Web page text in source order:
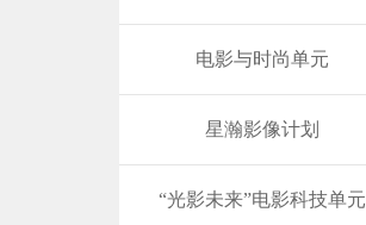
电影与时尚单元
星瀚影像计划
“光影未来”电影科技单元